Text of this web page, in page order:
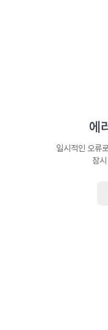
에
일시적인 오류
잠